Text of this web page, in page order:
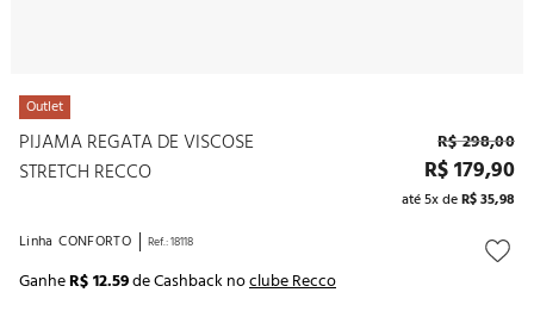
Outlet
PIJAMA REGATA DE VISCOSE
STRETCH RECCO
R$298,00
R$179,90
até5x deR$35,98
Linha CONFORTO Ref.:18118
GanheR$ 12.59de Cashback noclube Recco